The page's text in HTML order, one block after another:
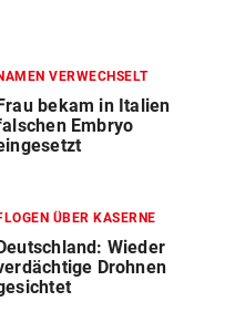
VERWECHSELT
Frau bekam in Italien
Embryo
ÜBER KASERNE
Deutschland: Wieder
Drohnen